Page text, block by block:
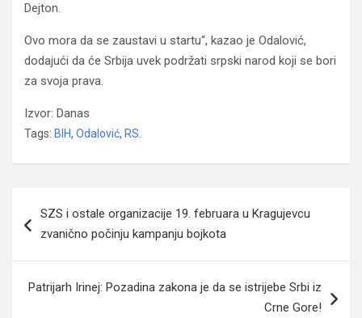
Dejton.
Ovo mora da se zaustavi u startu“, kazao je Odalović,
dodajući da će Srbija uvek podržati srpski narod koji se bori
za svoja prava.
Izvor: Danas
Tags: BIH, Odalović, RS.
članaka
SZS i ostale organizacije 19. februara u Kragujevcu
zvanično počinju kampanju bojkota
Patrijarh Irinej: Pozadina zakona je da se istrijebe Srbi iz
Crne Gore!